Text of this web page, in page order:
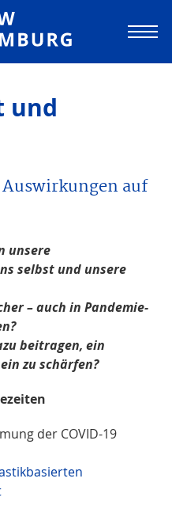
Angewandte
und
auf
unsere
selbst und unsere
– auch in Pandemie-
beitragen, ein
zu schärfen?
der COVID-19